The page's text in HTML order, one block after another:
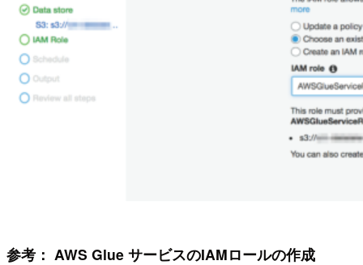
参考： AWS Glue サービスのIAMロールの作成